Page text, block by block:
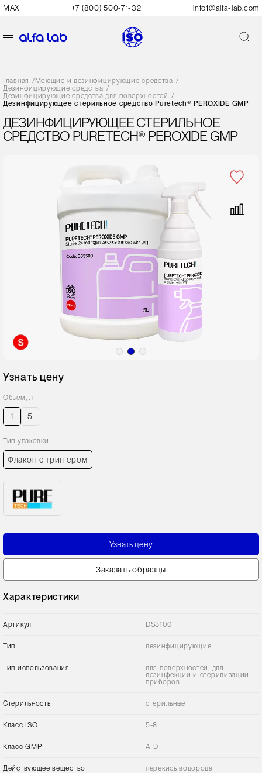
MAX +7 (800) 500-71-32 info1@alfa-lab.com
Главная /Моющие и дезинфицирующие средства /
Дезинфицирующие средства /
Дезинфицирующие средства для поверхностей /
Дезинфицирующее стерильное средство Puretech® PEROXIDE GMP
ДЕЗИНФИЦИРУЮЩЕЕ СТЕРИЛЬНОЕ
СРЕДСТВО PURETECH® PEROXIDE GMP
Узнать цену
Объем, л
1 5
Тип упаковки
Флакон с триггером
Узнать цену
Заказать образцы
Характеристики
Артикул DS3100
Тип дезинфицирующие
Тип использования
для поверхностей, для
дезинфекции и стерилизации
приборов
Стерильность стерильные
Класс ISO 5-8
Класс GMP A-D
Действующее вещество перекись водорода